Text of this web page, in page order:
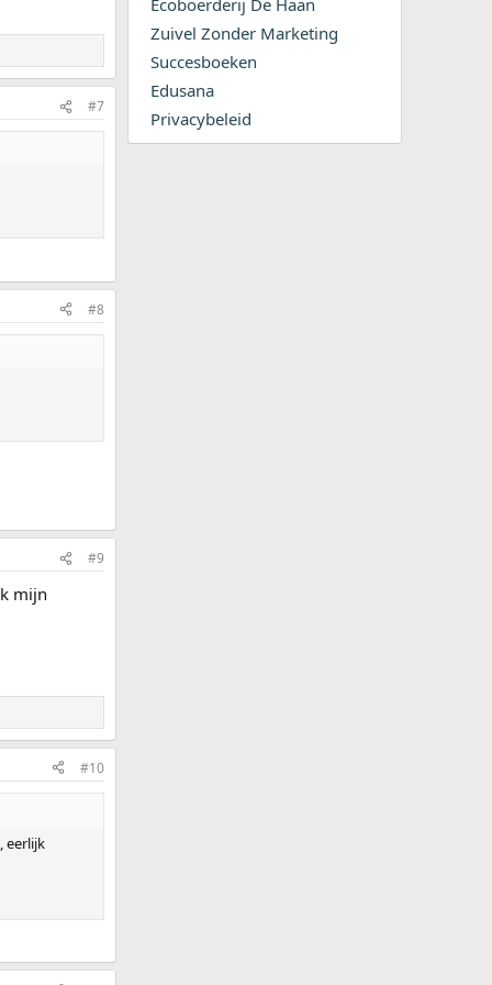
#7
#8
#9
mijn
#10
eerlijk
Ecoboerderij De Haan
Zuivel Zonder Marketing
Succesboeken
Edusana
Privacybeleid